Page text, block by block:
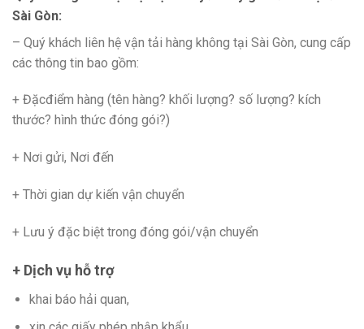
Sài Gòn:
– Quý khách liên hệ vận tải hàng không tại Sài Gòn, cung cấp
các thông tin bao gồm:
+ Đặcđiểm hàng (tên hàng? khối lượng? số lượng? kích
thước? hình thức đóng gói?)
+ Nơi gửi, Nơi đến
+ Thời gian dự kiến vận chuyển
+ Lưu ý đặc biệt trong đóng gói/vận chuyển
+ Dịch vụ hỗ trợ
khai báo hải quan,